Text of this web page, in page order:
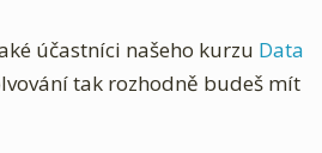
účastníci našeho kurzu Data
tak rozhodně budeš mít